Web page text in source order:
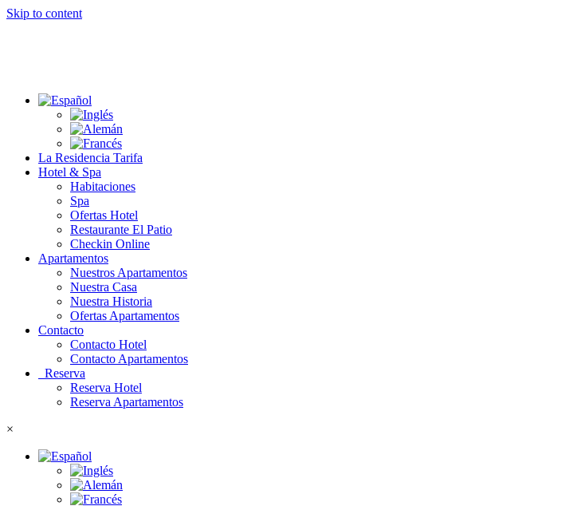
Skip to content
La Residencia Tarifa
Hotel & Spa
Habitaciones
Spa
Ofertas Hotel
Restaurante El Patio
Checkin Online
Apartamentos
Nuestros Apartamentos
Nuestra Casa
Nuestra Historia
Ofertas Apartamentos
Contacto
Contacto Hotel
Contacto Apartamentos
Reserva
Reserva Hotel
Reserva Apartamentos
×